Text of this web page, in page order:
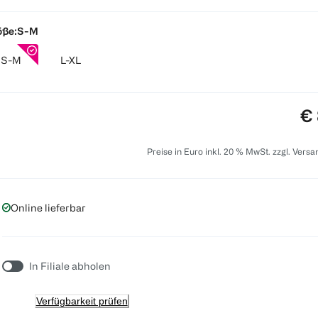
S-M
S-M L-XL
€
Preise in Euro inkl. 20 % MwSt. zzgl.
Online lieferbar
In Filiale abholen
Verfügbarkeit prüfen